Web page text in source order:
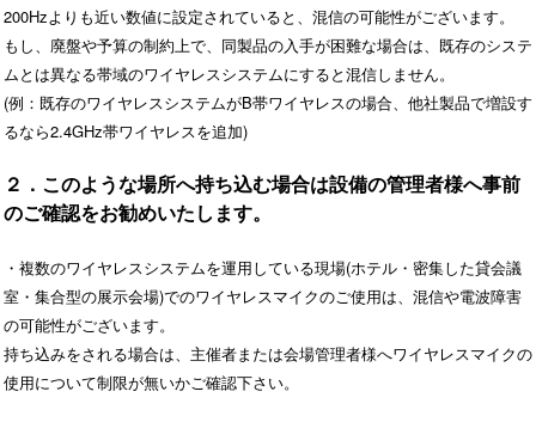
200Hzよりも近い数値に設定されていると、混信の可能性がございます。
もし、廃盤や予算の制約上で、同製品の入手が困難な場合は、既存のシステ
ムとは異なる帯域のワイヤレスシステムにすると混信しません。
(例：既存のワイヤレスシステムがB帯ワイヤレスの場合、他社製品で増設す
るなら2.4GHz帯ワイヤレスを追加)
２．このような場所へ持ち込む場合は設備の管理者様へ事前
のご確認をお勧めいたします。
・複数のワイヤレスシステムを運用している現場(ホテル・密集した貸会議
室・集合型の展示会場)でのワイヤレスマイクのご使用は、混信や電波障害
の可能性がございます。
持ち込みをされる場合は、主催者または会場管理者様へワイヤレスマイクの
使用について制限が無いかご確認下さい。